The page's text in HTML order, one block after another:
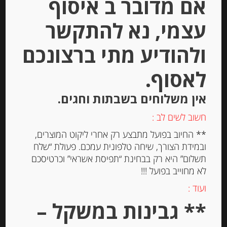
תאנים
רוטב מתוק וחמוץ בניחוחות
פירותיים, זרימה טובה וצבע חום.
מאופיין בחומציות נמוכה וטעם
מתוק ועדין. מועשר בנגיעות קלות
של תאנה
אנרגיה : 272
חלבון 0.6
פחמימות:65
שומן : 0
נתרן 0
תכולה : 250 מ”ל
אם מדובר ב איסוף
עצמי, נא להתקשר
ולהודיע מתי ברצונכם
לאסוף.
אין משלוחים בשבתות וחגים.
חשוב לשים לב :
** החיוב בפועל מתבצע רק אחרי ליקוט המוצרים,
ובמידת הצורך, שיחה טלפונית עמכם. פעולת “שלח
תשלום” היא רק בבחינת “תפיסת אשראי” וכרטיסכם
לא מחוייב בפועל !!!
ועוד :
** גבינות במשקל –